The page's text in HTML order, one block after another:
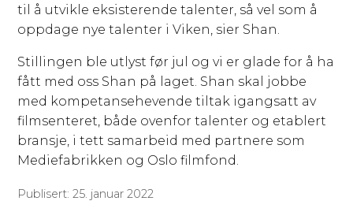
til å utvikle eksisterende talenter, så vel som å
oppdage nye talenter i Viken, sier Shan.
Stillingen ble utlyst før jul og vi er glade for å ha
fått med oss Shan på laget. Shan skal jobbe
med kompetansehevende tiltak igangsatt av
filmsenteret, både ovenfor talenter og etablert
bransje, i tett samarbeid med partnere som
Mediefabrikken og Oslo filmfond.
Publisert: 25. januar 2022